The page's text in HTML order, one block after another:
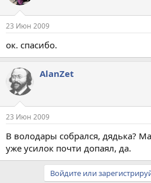
23 Июн 2009
ок. спасибо.
AlanZet
23 Июн 2009
В володары собрался, дядька?
уже усилок почти допаял, да.
Войдите или